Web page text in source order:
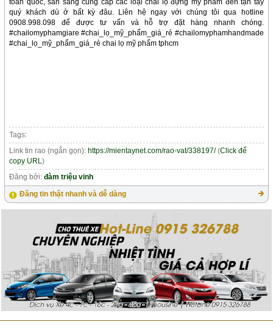
toàn quốc, sẵn sàng cung cấp các loại chai lọ đựng mỹ phẩm đến tận tay
quý khách dù ở bất kỳ đâu. Liên hệ ngay với chúng tôi qua hotline
0908.998.098 để được tư vấn và hỗ trợ đặt hàng nhanh chóng.
#chailomyphamgiare #chai_lọ_mỹ_phẩm_giá_rẻ #chailomyphamhandmade
#chai_lọ_mỹ_phẩm_giá_rẻ chai lọ mỹ phẩm tphcm
Tags:
Link tin rao (ngắn gọn): https://mientaynet.com/rao-vat/338197/(Click để
copy URL)
Đăng bởi:đàm triệu vinh
Đăng tin thật nhanh và dễ dàng